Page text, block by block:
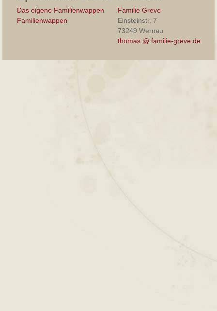
Das eigene Familienwappen
Familienwappen
Familie Greve
Einsteinstr. 7
73249 Wernau
thomas @ familie-greve.de